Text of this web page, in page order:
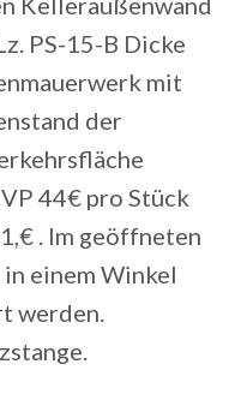
PS-15-B Dicke
mit
der
44€ pro Stück
. Im geöffneten
einem Winkel
werden.